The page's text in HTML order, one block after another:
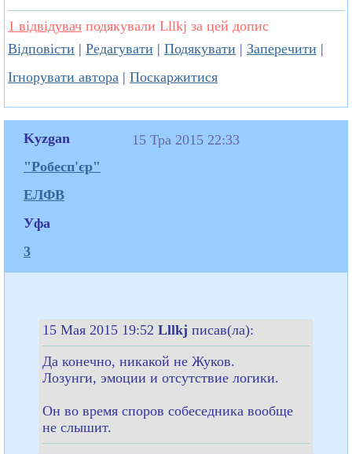
1 відвідувач подякували Lllkj за цей допис
Відповісти | Редагувати | Подякувати | Заперечити |
Ігнорувати автора | Поскаржитися
Kyzgan
"Робесп'єр"
ЕЛФВ
Уфа
3
15 Тра 2015 22:33
15 Мая 2015 19:52 Lllkj писав(ла):
Да конечно, никакой не Жуков.
Лозунги, эмоции и отсутствие логики.
Он во время споров собеседника вообще
не слышит.